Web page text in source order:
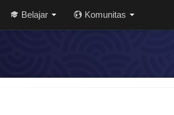
Belajar Komunitas